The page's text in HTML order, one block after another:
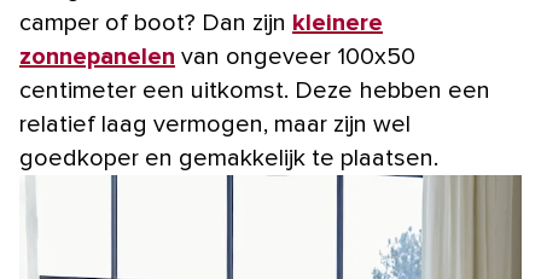
camper of boot? Dan zijn kleinere
zonnepanelen van ongeveer 100x50
centimeter een uitkomst. Deze hebben een
relatief laag vermogen, maar zijn wel
goedkoper en gemakkelijk te plaatsen.